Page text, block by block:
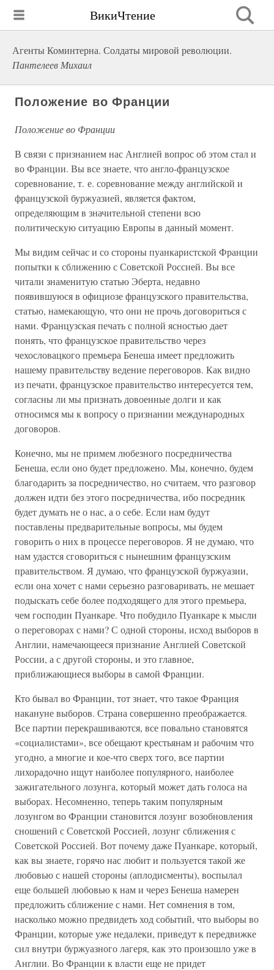
ВикиЧтение
Агенты Коминтерна. Солдаты мировой революции.
Пантелеев Михаил
Положение во Франции
Положение во Франции
В связи с признанием нас Англией вопрос об этом стал и
во Франции. Вы все знаете, что англо-французское
соревнование, т. е. соревнование между английской и
французской буржуазией, является фактом,
определяющим в значительной степени всю
политическую ситуацию Европы в данный момент.
Мы видим сейчас и со стороны пуанкаристской Франции
попытки к сближению с Советской Россией. Вы все
читали знаменитую статью Эберта, недавно
появившуюся в официозе французского правительства,
статью, намекающую, что они не прочь договориться с
нами. Французская печать с полной ясностью дает
понять, что французское правительство через
чехословацкого премьера Бенеша имеет предложить
нашему правительству ведение переговоров. Как видно
из печати, французское правительство интересуется тем,
согласны ли мы признать довоенные долги и как
относимся мы к вопросу о признании международных
договоров.
Конечно, мы не примем любезного посредничества
Бенеша, если оно будет предложено. Мы, конечно, будем
благодарить за посредничество, но считаем, что разговор
должен идти без этого посредничества, ибо посредник
будет думать не о нас, а о себе. Если нам будут
поставлены предварительные вопросы, мы будем
говорить о них в процессе переговоров. Я не думаю, что
нам удастся сговориться с нынешним французским
правительством. Я думаю, что французской буржуазии,
если она хочет с нами серьезно разговаривать, не мешает
подыскать себе более подходящего для этого премьера,
чем господин Пуанкаре. Что побудило Пуанкаре к мысли
о переговорах с нами? С одной стороны, исход выборов в
Англии, намечающееся признание Англией Советской
России, а с другой стороны, и это главное,
приближающиеся выборы в самой Франции.
Кто бывал во Франции, тот знает, что такое Франция
накануне выборов. Страна совершенно преображается.
Все партии перекрашиваются, все повально становятся
«социалистами», все обещают крестьянам и рабочим что
угодно, а многие и кое-что сверх того, все партии
лихорадочно ищут наиболее популярного, наиболее
зажигательного лозунга, который может дать голоса на
выборах. Несомненно, теперь таким популярным
лозунгом во Франции становится лозунг возобновления
сношений с Советской Россией, лозунг сближения с
Советской Россией. Вот почему даже Пуанкаре, который,
как вы знаете, горячо нас любит и пользуется такой же
любовью с нашей стороны (аплодисменты), воспылал
еще большей любовью к нам и через Бенеша намерен
предложить сближение с нами. Нет сомнения в том,
насколько можно предвидеть ход событий, что выборы во
Франции, которые уже недалеки, приведут к передвижке
сил внутри буржуазного лагеря, как это произошло уже в
Англии. Во Франции к власти еще не придет